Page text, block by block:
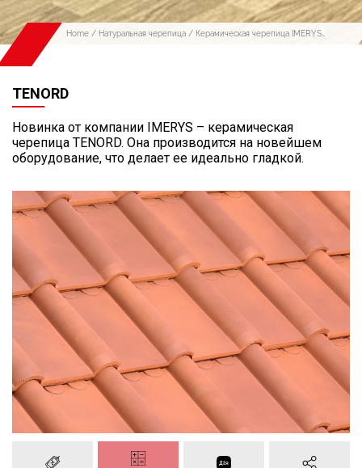
Home / Натуральная черепица / Керамическая черепица IMERYS
TENORD
Новинка от компании IMERYS – керамическая
черепица TENORD. Она производится на новейшем
оборудование, что делает ее идеально гладкой.